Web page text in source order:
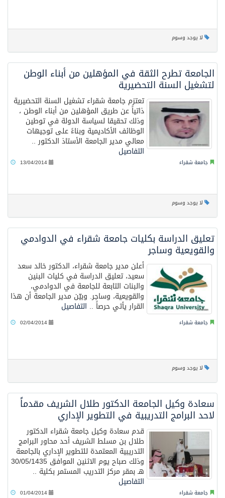
لا يوجد وسوم
الجامعة تطرح الثقة في المؤهلين من أبناء الوطن
لتشغيل السنة التحضيرية
تعتزم جامعة شقراء تشغيل السنة التحضيرية
ذاتياً عن طريق المؤهلين من أبناء الوطن ،
وذلك تحقيقا لسياسة الدولة في توطين
الوظائف الأكاديمية وبناءً على توجيهات
معالي مدير الجامعة الأستاذ الدكتور ..
التفاصيل
جامعة شقراء 13/04/2014
لا يوجد وسوم
تعليق الدراسة بكليات جامعة شقراء في الدوادمي
والقويعية وساجر
أعلن مدير جامعة شقراء، الدكتور خالد سعد
سعيد، تعليق الدراسة في كليات البنين
والبنات التابعة للجامعة في الدوادمي،
والقويعية، وساجر. وبيّن مدير الجامعة أن هذا
القرار يأتي حرصاً .. التفاصيل
جامعة شقراء 02/04/2014
لا يوجد وسوم
سعادة وكيل الجامعة الدكتور طلال الشريف مقدماً
لاحد البرامج التدريبية في التطوير الإداري
قدم سعادة وكيل جامعة شقراء الدكتور
طلال بن مسلط الشريف أحد محاور البرامج
التدريبية المعتمدة للتطوير الإداري بالجامعة
وذلك صباح يوم الاثنين الموافق 30/05/1435
هـ بمقر مركز التدريب المستمر بكلية ..
التفاصيل
جامعة شقراء 01/04/2014